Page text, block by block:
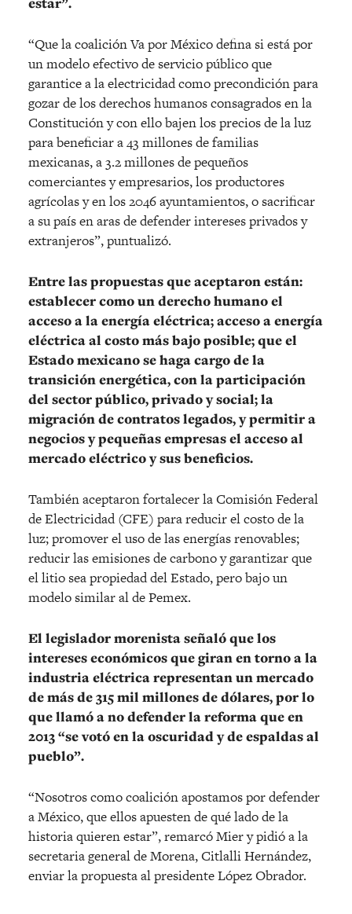
“Que la coalición Va por México defina si está por
un modelo efectivo de servicio público que
garantice a la electricidad como precondición para
gozar de los derechos humanos consagrados en la
Constitución y con ello bajen los precios de la luz
para beneficiar a 43 millones de familias
mexicanas, a 3.2 millones de pequeños
comerciantes y empresarios, los productores
agrícolas y en los 2046 ayuntamientos, o sacrificar
a su país en aras de defender intereses privados y
extranjeros”, puntualizó.
Entre las propuestas que aceptaron están:
establecer como un derecho humano el
acceso a la energía eléctrica; acceso a energía
eléctrica al costo más bajo posible; que el
Estado mexicano se haga cargo de la
transición energética, con la participación
del sector público, privado y social; la
migración de contratos legados, y permitir a
negocios y pequeñas empresas el acceso al
mercado eléctrico y sus beneficios.
También aceptaron fortalecer la Comisión Federal
de Electricidad (CFE) para reducir el costo de la
luz; promover el uso de las energías renovables;
reducir las emisiones de carbono y garantizar que
el litio sea propiedad del Estado, pero bajo un
modelo similar al de Pemex.
El legislador morenista señaló que los
intereses económicos que giran en torno a la
industria eléctrica representan un mercado
de más de 315 mil millones de dólares, por lo
que llamó a no defender la reforma que en
2013 “se votó en la oscuridad y de espaldas al
pueblo”.
“Nosotros como coalición apostamos por defender
a México, que ellos apuesten de qué lado de la
historia quieren estar”, remarcó Mier y pidió a la
secretaria general de Morena, Citlalli Hernández,
enviar la propuesta al presidente López Obrador.